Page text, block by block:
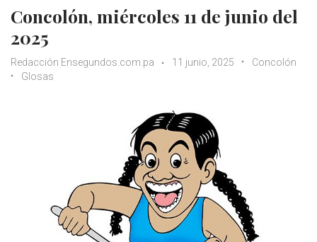
Concolón, miércoles 11 de junio del
2025
Redacción Ensegundos.com.pa 11 junio, 2025
Concolón
Glosas